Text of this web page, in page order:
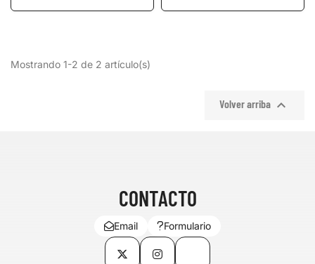
Mostrando 1-2 de 2 artículo(s)
Volver arriba 
CONTACTO
Email Formulario
Twitter InstagramTikTok